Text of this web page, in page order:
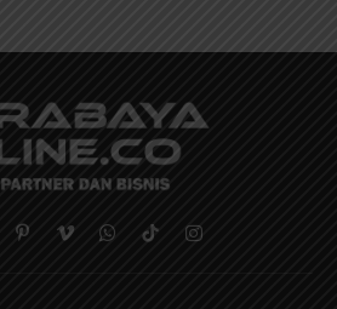
PinterestVimeoWhatsApp
TikTokInstagram